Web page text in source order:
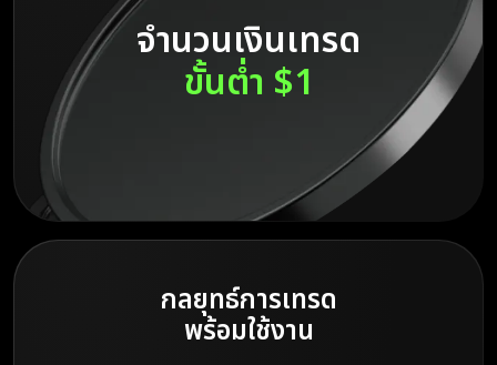
จำนวนเงินเทรด
ขั้นต่ำ $1
กลยุทธ์การเทรด
พร้อมใช้งาน